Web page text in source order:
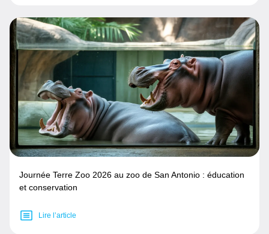
Journée Terre Zoo 2026 au zoo de San Antonio : éducation
et conservation
Lire l’article